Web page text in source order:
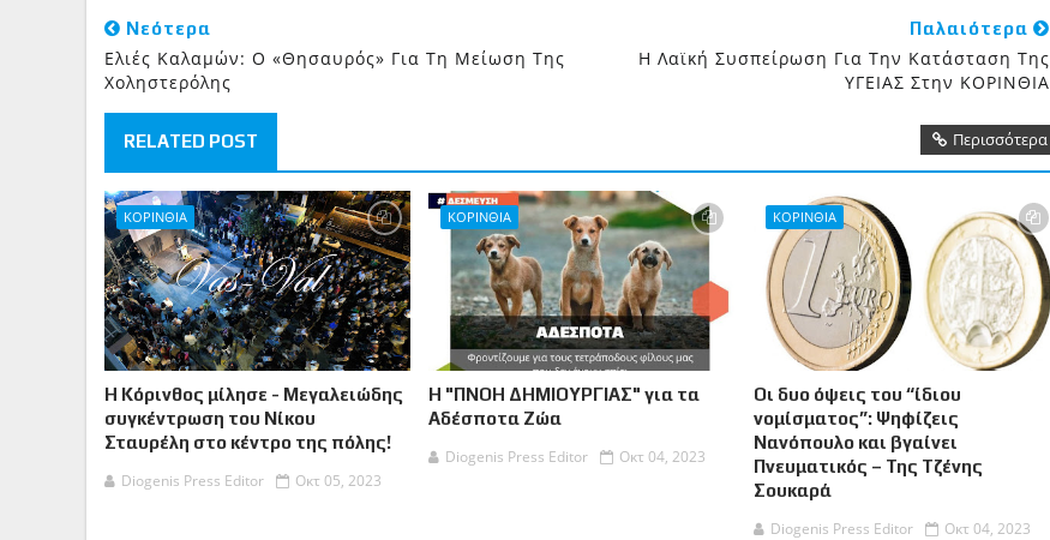
Νεότερα
Ελιές Καλαμών: Ο «θησαυρός» Για Τη Μείωση Της
Χοληστερόλης
Παλαιότερα
Η Λαϊκή Συσπείρωση Για Την Κατάσταση Της
ΥΓΕΙΑΣ Στην ΚΟΡΙΝΘΙΑ
RELATED POST Περισσότερα
ΚΟΡΙΝΘΙΑ
Η Κόρινθος μίλησε - Μεγαλειώδης
συγκέντρωση του Νίκου
Σταυρέλη στο κέντρο της πόλης!
Diogenis Press Editor
Οκτ 05, 2023
ΚΟΡΙΝΘΙΑ
Η "ΠΝΟΗ ΔΗΜΙΟΥΡΓΙΑΣ" για τα
Αδέσποτα Ζώα
Diogenis Press Editor
Οκτ 04, 2023
ΚΟΡΙΝΘΙΑ
Οι δυο όψεις του “ίδιου
νομίσματος”: Ψηφίζεις
Νανόπουλο και βγαίνει
Πνευματικός – Της Τζένης
Σουκαρά
Diogenis Press Editor
Οκτ 04, 2023